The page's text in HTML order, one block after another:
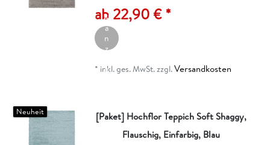
ab 22,90 € *
ik
el
a
n
z
g
* inkl. ges. MwSt.zzgl.Versandkosten
Neuheit
[Paket] Hochflor Teppich Soft Shaggy,
Flauschig, Einfarbig, Blau